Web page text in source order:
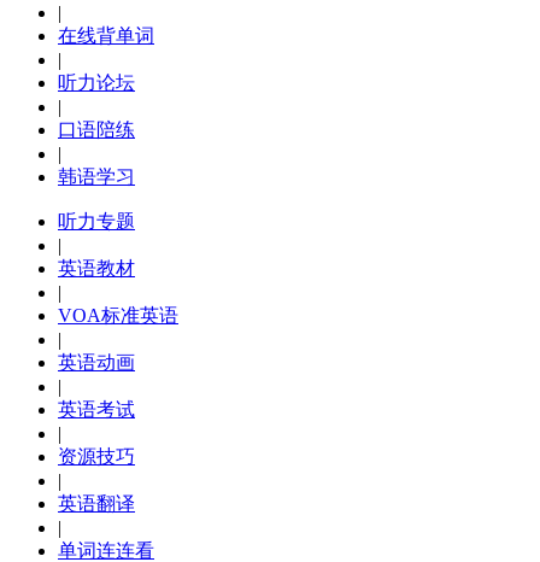
|
在线背单词
|
听力论坛
|
口语陪练
|
韩语学习
听力专题
|
英语教材
|
VOA标准英语
|
英语动画
|
英语考试
|
资源技巧
|
英语翻译
|
单词连连看